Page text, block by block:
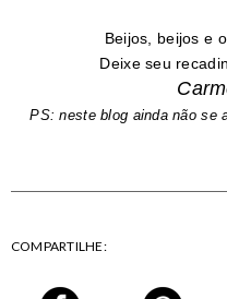
Beijos, beijos e
Deixe seu
PS: neste blog ainda não se
COMPARTILHE: